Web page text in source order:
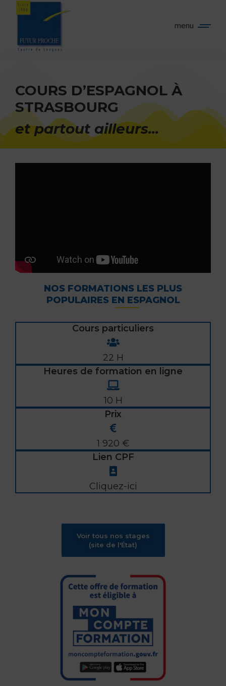
menu
COURS D’ESPAGNOL À
STRASBOURG
et partout ailleurs...
NOS FORMATIONS LES PLUS
POPULAIRES EN ESPAGNOL
Cours particuliers
22 H
Heures de formation en ligne
10 H
Prix
1 920 €
Lien CPF
Cliquez-ici
Voir tous nos stages
(site de l'État)
Panneau de gestion des cookies